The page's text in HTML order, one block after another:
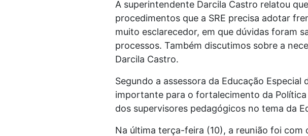
A superintendente Darcila Castro relatou
procedimentos que a SRE precisa adotar
muito esclarecedor, em que dúvidas foram
processos. Também discutimos sobre a
Darcila Castro.
Segundo a assessora da Educação Especial
importante para o fortalecimento da
dos supervisores pedagógicos no tema da
Na última terça-feira (10), a reunião foi com